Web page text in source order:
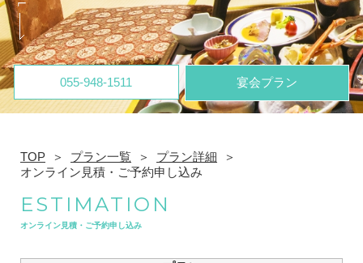
055-948-1511 宴会プラン
TOP プラン一覧
プラン詳細
オンライン見積・ご予約申し込み
ESTIMATION
オンライン見積・ご予約申し込み